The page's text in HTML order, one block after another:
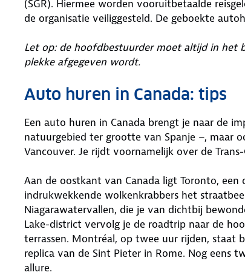
(SGR). Hiermee worden vooruitbetaalde
de organisatie veiliggesteld. De geboekte
Let op: de hoofdbestuurder moet altijd in het
plekke afgegeven wordt.
Auto huren in Canada: tips
Een auto huren in Canada brengt je naar de
natuurgebied ter grootte van Spanje –, maar
Vancouver. Je rijdt voornamelijk over de
Aan de oostkant van Canada ligt Toronto,
indrukwekkende wolkenkrabbers het
Niagarawatervallen, die je van dichtbij
Lake-district vervolg je de roadtrip naar de
terrassen. Montréal, op twee uur rijden, staat
replica van de Sint Pieter in Rome. Nog eens
allure.